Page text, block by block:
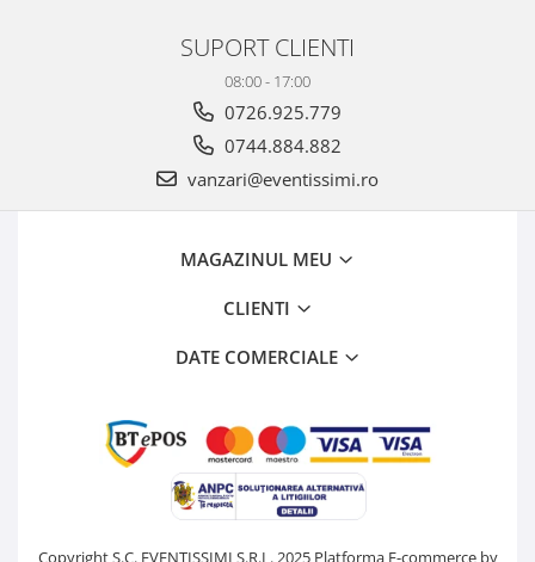
SUPORT CLIENTI
08:00 - 17:00
0726.925.779
0744.884.882
vanzari@eventissimi.ro
MAGAZINUL MEU
CLIENTI
DATE COMERCIALE
Copyright S.C. EVENTISSIMI S.R.L. 2025 Platforma E-commerce by